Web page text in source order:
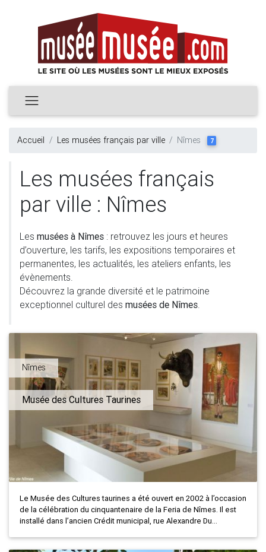
Accueil Les musées français par ville Nîmes 7
Les musées français
par ville : Nîmes
Les musées à Nîmes: retrouvez les jours et heures
d’ouverture, les tarifs, les expositions temporaires et
permanentes, les actualités, les ateliers enfants, les
évènements.
Découvrez la grande diversité et le patrimoine
exceptionnel culturel des musées de Nîmes.
Nîmes
Musée des Cultures Taurines
Le Musée des Cultures taurines a été ouvert en 2002 à l’occasion
de la célébration du cinquantenaire de la Feria de Nîmes. Il est
installé dans l’ancien Crédit municipal, rue Alexandre Du...